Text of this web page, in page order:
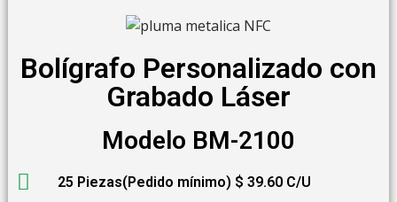
Bolígrafo Personalizado con
Grabado Láser
Modelo BM-2100
25 Piezas(Pedido mínimo) $ 39.60 C/U